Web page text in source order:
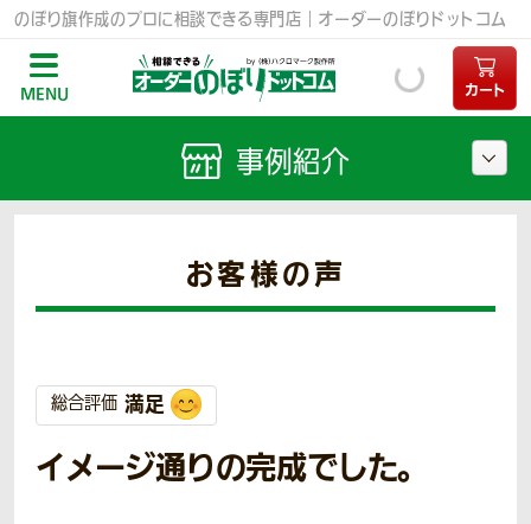
のぼり旗作成のプロに相談できる専門店｜オーダーのぼりドットコム
MENU カート
お客様の声
総合評価 満足
イメージ通りの完成でした。
事例紹介